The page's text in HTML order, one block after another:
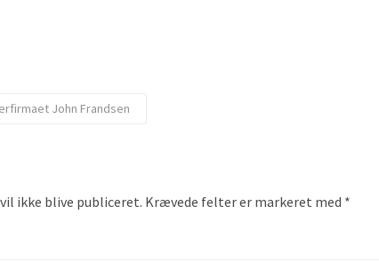
John Frandsen
ikke blive publiceret. Krævede felter er markeret med *